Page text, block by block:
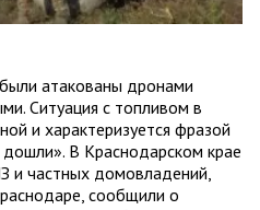
атакованы дронами
Ситуация с топливом в
и характеризуется фразой
В Краснодарском крае
и частных домовладений,
сообщили о